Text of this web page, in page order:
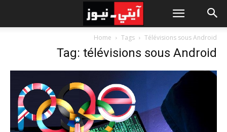
Home Tags Télévisions sous Android
Tag: télévisions sous Android